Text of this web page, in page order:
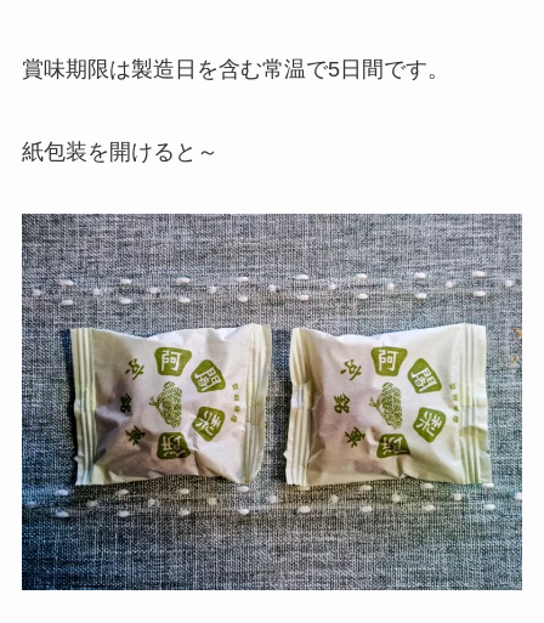
賞味期限は製造日を含む常温で5日間です。
紙包装を開けると～